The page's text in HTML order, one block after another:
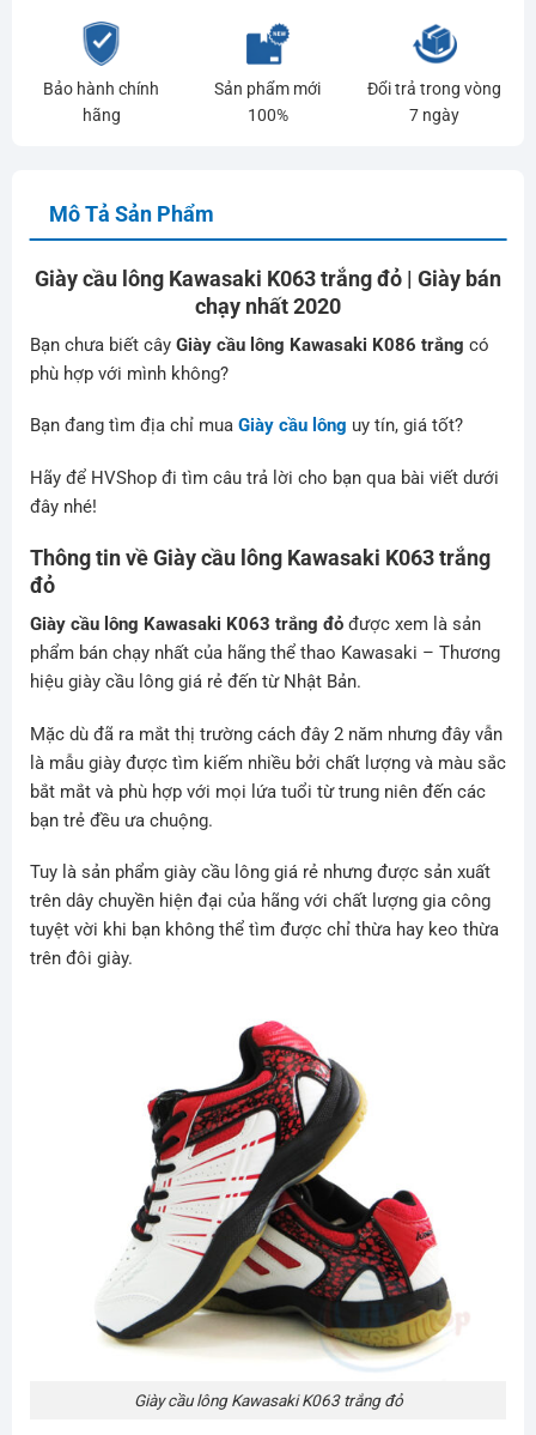
Bảo hành chính
hãng
Sản phẩm mới
100%
Đổi trả trong vòng
7 ngày
Mô Tả Sản Phẩm
Giày cầu lông Kawasaki K063 trắng đỏ | Giày bán
chạy nhất 2020
Bạn chưa biết cây Giày cầu lông Kawasaki K086 trắng có
phù hợp với mình không?
Bạn đang tìm địa chỉ mua Giày cầu lông uy tín, giá tốt?
Hãy để HVShopđi tìm câu trả lời cho bạn qua bài viết dưới
đây nhé!
Thông tin về Giày cầu lông Kawasaki K063 trắng
đỏ
Giày cầu lông Kawasaki K063 trắng đỏđược xem là sản
phẩm bán chạy nhất của hãng thể thao Kawasaki – Thương
hiệu giày cầu lông giá rẻ đến từ Nhật Bản.
Mặc dù đã ra mắt thị trường cách đây 2 năm nhưng đây vẫn
là mẫu giày được tìm kiếm nhiều bởi chất lượng và màu sắc
bắt mắt và phù hợp với mọi lứa tuổi từ trung niên đến các
bạn trẻ đều ưa chuộng.
Tuy là sản phẩm giày cầu lông giá rẻ nhưng được sản xuất
trên dây chuyền hiện đại của hãng với chất lượng gia công
tuyệt vời khi bạn không thể tìm được chỉ thừa hay keo thừa
trên đôi giày.
Giày cầu lông Kawasaki K063 trắng đỏ